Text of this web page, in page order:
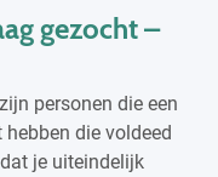
gezocht –
personen die een
die voldeed
je uiteindelijk